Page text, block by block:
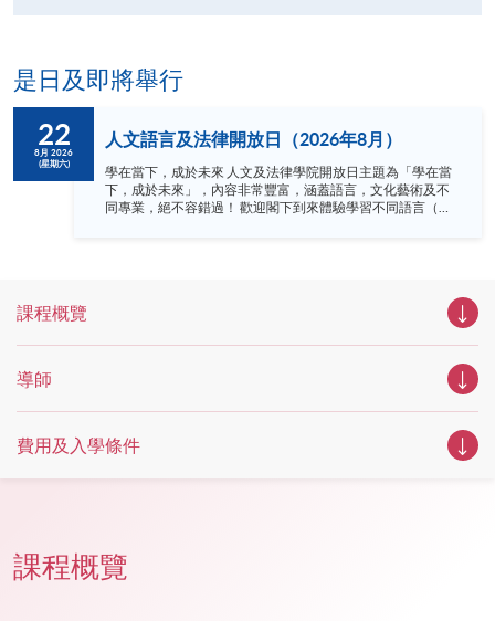
是日及即將舉行
22
8月 2026
(星期六)
人文語言及法律開放日（2026年8月）
學在當下，成於未來 人文及法律學院開放日主題為「學在當
下，成於未來」，內容非常豐富，涵蓋語言，文化藝術及不
同專業，絕不容錯過！ 歡迎閣下到來體驗學習不同語言（包
坊、體驗課堂和豐富資訊講座。萬勿錯過是次活動，記得把
圖！
課程概覽
導師
費用及入學條件
課程概覽